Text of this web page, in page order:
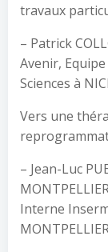
travaux
– Patrick
Avenir,
Sciences à
Vers une
– Jean-Luc
Interne